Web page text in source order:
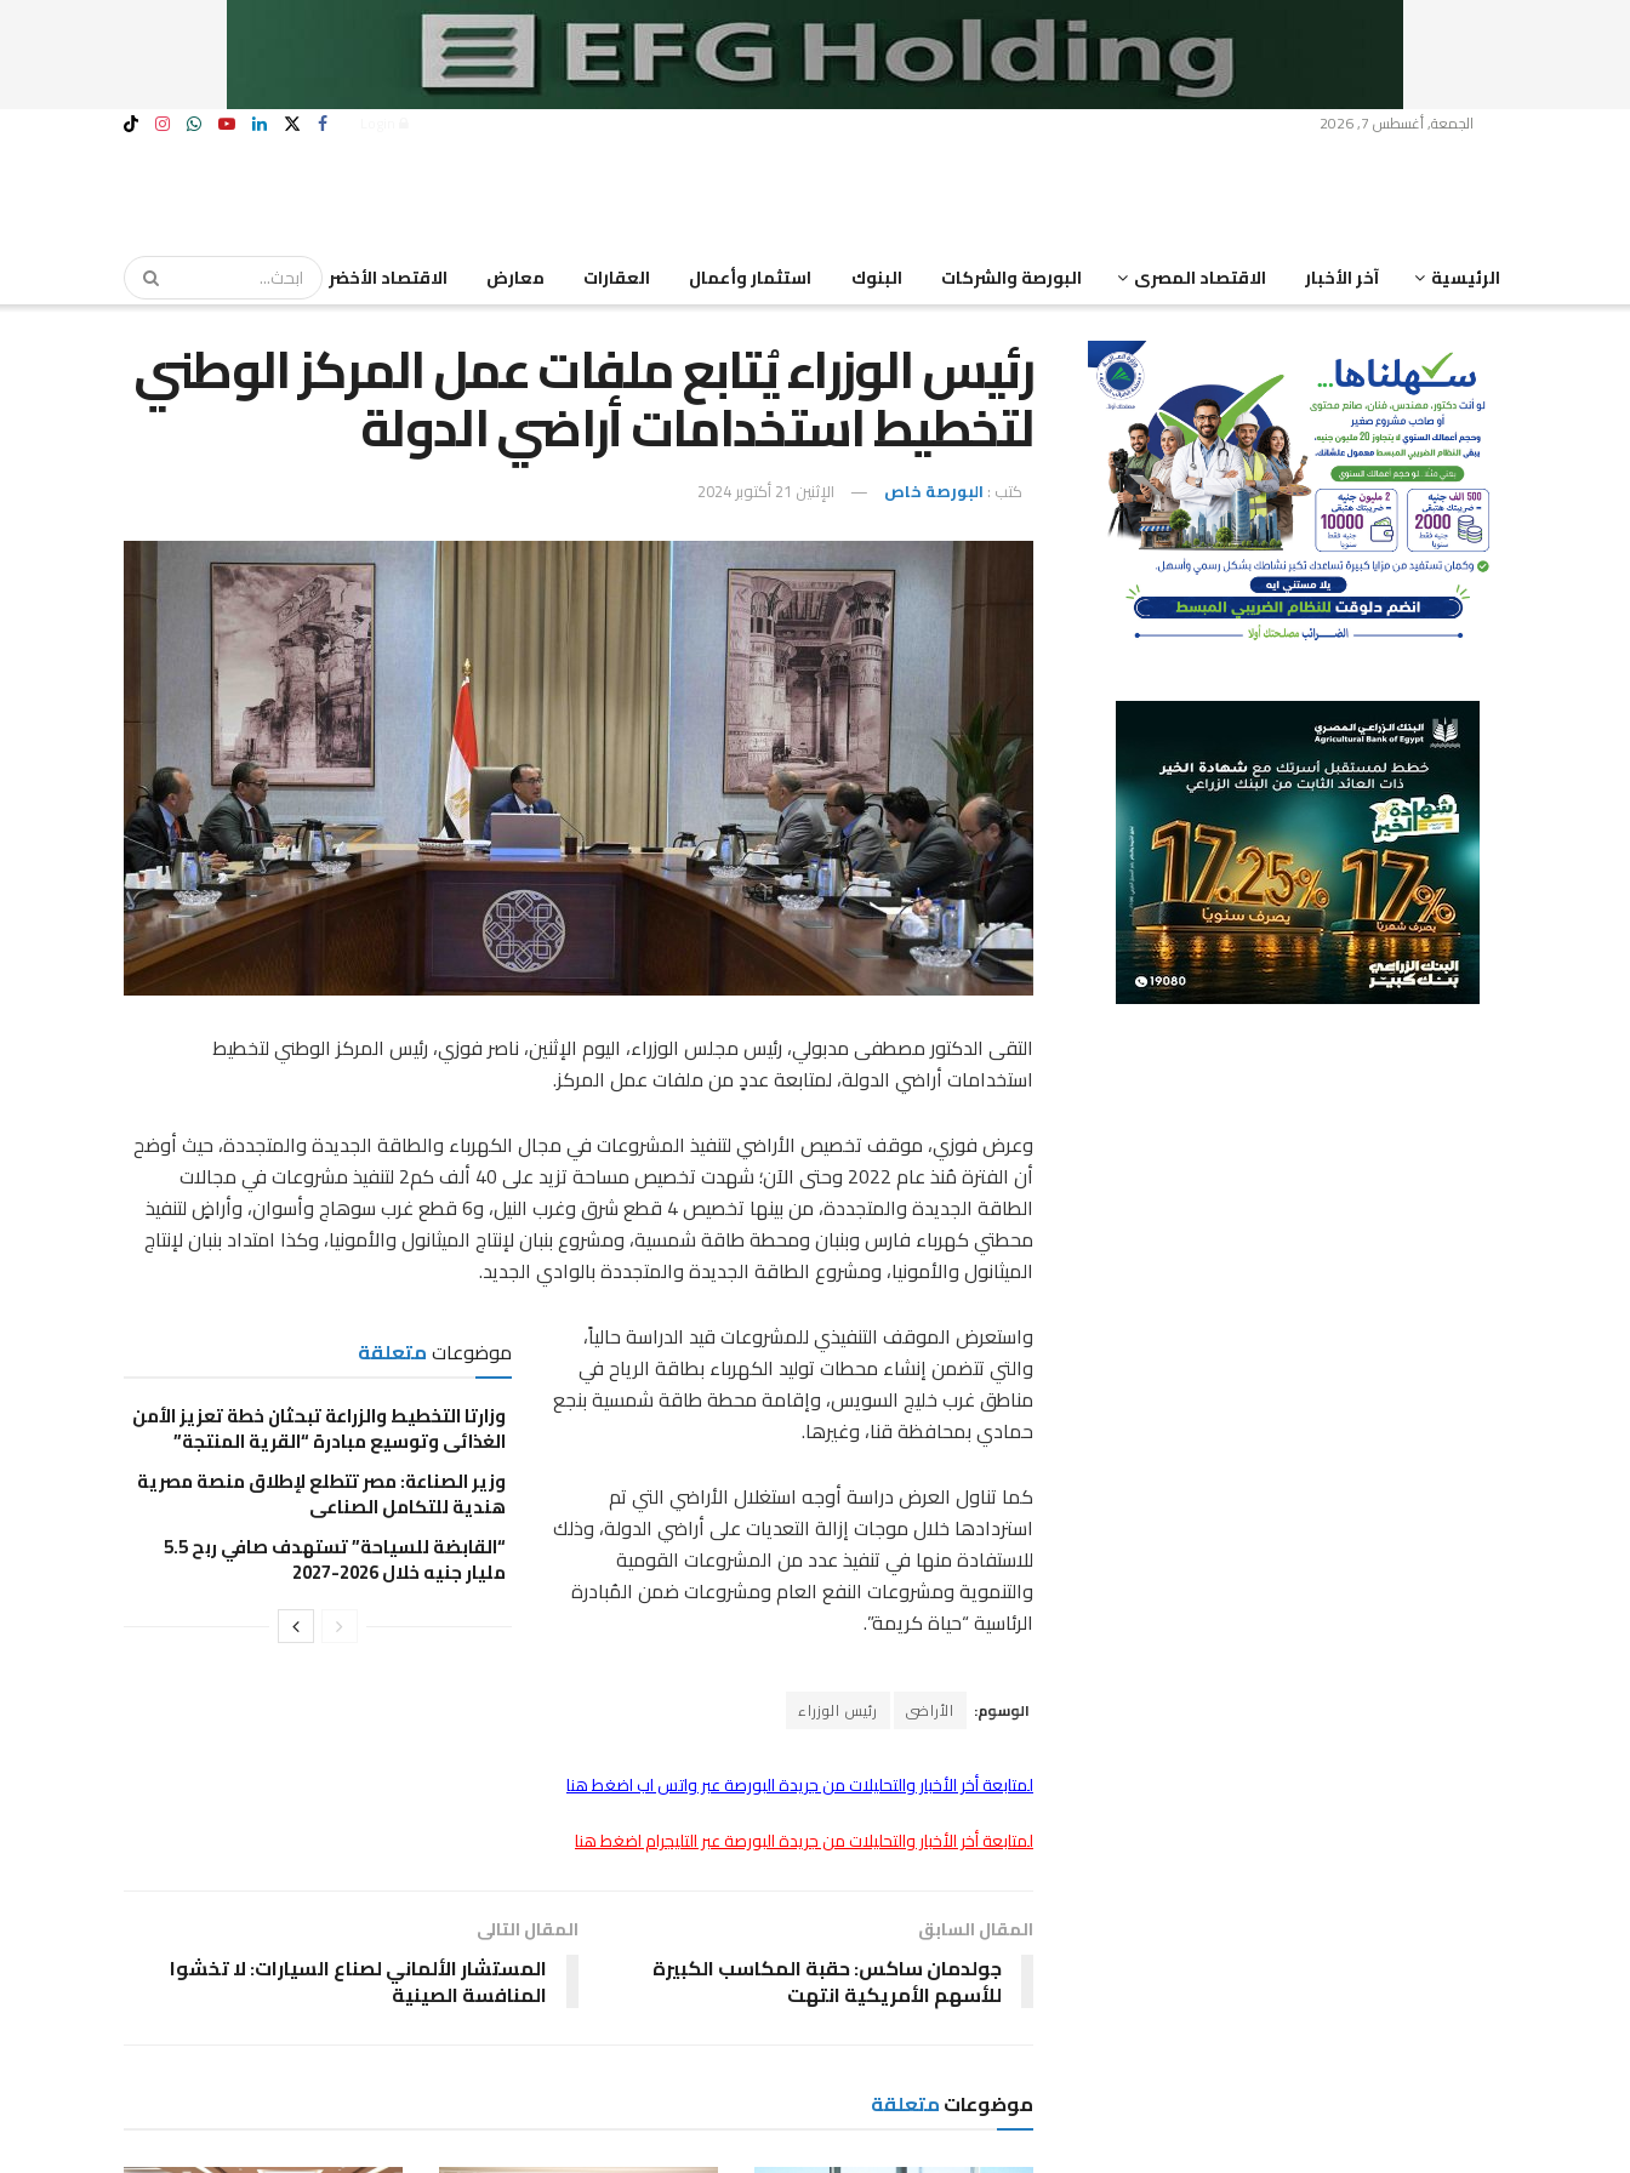
الجمعة, أغسطس 7, 2026
الرئيسية آخر الأخبار الاقتصاد المصرى البورصة والشركات البنوك استثمار وأعمال العقارات معارض الاقتصاد الأخضر
رئيس الوزراء يُتابع ملفات عمل المركز الوطني
لتخطيط استخدامات أراضي الدولة
كتب : البورصة خاص الإثنين 21 أكتوبر 2024
التقى الدكتور مصطفى مدبولي، رئيس مجلس الوزراء، اليوم الإثنين، ناصر فوزي، رئيس المركز الوطني لتخطيط
استخدامات أراضي الدولة، لمتابعة عددٍ من ملفات عمل المركز.
وعرض فوزي، موقف تخصيص الأراضي لتنفيذ المشروعات في مجال الكهرباء والطاقة الجديدة والمتجددة، حيث أوضح
أن الفترة مُنذ عام 2022 وحتى الآن؛ شهدت تخصيص مساحة تزيد على 40 ألف كم2 لتنفيذ مشروعات في مجالات
الطاقة الجديدة والمتجددة، من بينها تخصيص 4 قطع شرق وغرب النيل، و6 قطع غرب سوهاج وأسوان، وأراضٍ لتنفيذ
محطتي كهرباء فارس وبنبان ومحطة طاقة شمسية، ومشروع بنبان لإنتاج الميثانول والأمونيا، وكذا امتداد بنبان لإنتاج
الميثانول والأمونيا، ومشروع الطاقة الجديدة والمتجددة بالوادي الجديد.
موضوعاتمتعلقة
وزارتا التخطيط والزراعة تبحثان خطة تعزيز الأمن
الغذائي وتوسيع مبادرة “القرية المنتجة”
وزير الصناعة: مصر تتطلع لإطلاق منصة مصرية
هندية للتكامل الصناعي
“القابضة للسياحة” تستهدف صافي ربح 5.5
مليار جنيه خلال 2026-2027
واستعرض الموقف التنفيذي للمشروعات قيد الدراسة حالياً،
والتي تتضمن إنشاء محطات توليد الكهرباء بطاقة الرياح في
مناطق غرب خليج السويس، وإقامة محطة طاقة شمسية بنجع
حمادي بمحافظة قنا، وغيرها.
كما تناول العرض دراسة أوجه استغلال الأراضي التي تم
استردادها خلال موجات إزالة التعديات على أراضي الدولة، وذلك
للاستفادة منها في تنفيذ عدد من المشروعات القومية
والتنموية ومشروعات النفع العام ومشروعات ضمن المُبادرة
الرئاسية “حياة كريمة”.
الوسوم: الأراضى رئيس الوزراء
لمتابعة أخر الأخبار والتحليلات من جريدة البورصة عبر واتس اب اضغط هنا
لمتابعة أخر الأخبار والتحليلات من جريدة البورصة عبر التليجرام اضغط هنا
المقال السابق
جولدمان ساكس: حقبة المكاسب الكبيرة
للأسهم الأمريكية انتهت
المقال التالى
المستشار الألماني لصناع السيارات: لا تخشوا
المنافسة الصينية
موضوعاتمتعلقة